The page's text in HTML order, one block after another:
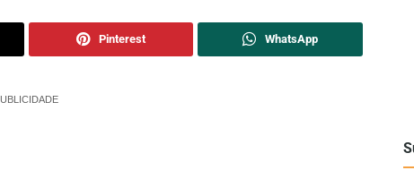
Pinterest WhatsApp